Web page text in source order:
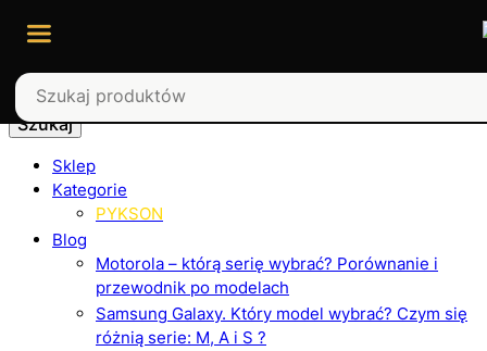
Szukaj
Sklep
Kategorie
PYKSON
Blog
Motorola – którą serię wybrać? Porównanie i
przewodnik po modelach
Samsung Galaxy. Który model wybrać? Czym się
różnią serie: M, A i S ?